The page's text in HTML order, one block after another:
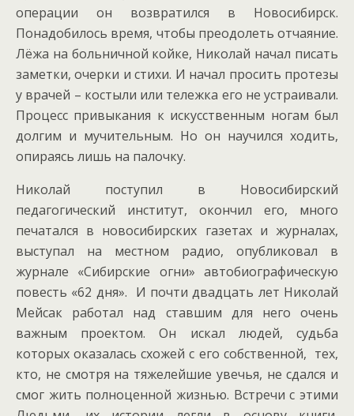
операции он возвратился в Новосибирск.
Понадобилось время, чтобы преодолеть отчаяние.
Лёжа на больничной койке, Николай начал писать
заметки, очерки и стихи. И начал просить протезы
у врачей – костыли или тележка его не устраивали.
Процесс привыкания к искусственным ногам был
долгим и мучительным. Но он научился ходить,
опираясь лишь на палочку.
Николай поступил в Новосибирский
педагогический институт, окончил его, много
печатался в новосибирских газетах и журналах,
выступал на местном радио, опубликовал в
журнале «Сибирские огни» автобиографическую
повесть «62 дня». И почти двадцать лет Николай
Мейсак работал над ставшим для него очень
важным проектом. Он искал людей, судьба
которых оказалась схожей с его собственной, тех,
кто, не смотря на тяжелейшие увечья, не сдался и
смог жить полноценной жизнью. Встречи с этими